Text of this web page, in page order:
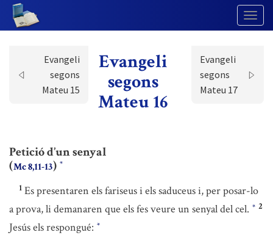
Evangeli
segons
Mateu 15
Evangeli
segons
Mateu 16
Evangeli
segons
Mateu 17
Petició d’un senyal
(Mc 8,11-13) *
1 Es presentaren els fariseus i els saduceus i, per posar-lo
a prova, li demanaren que els fes veure un senyal del cel. * 2
Jesús els respongué: *